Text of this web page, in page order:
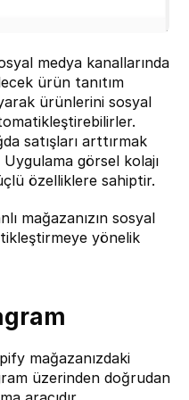
medya kanallarında
ürün tanıtım
ürünlerini sosyal
satışları arttırmak
görsel kolajı
özelliklere sahiptir.
mağazanızın sosyal
yönelik
mağazanızdaki
üzerinden doğrudan